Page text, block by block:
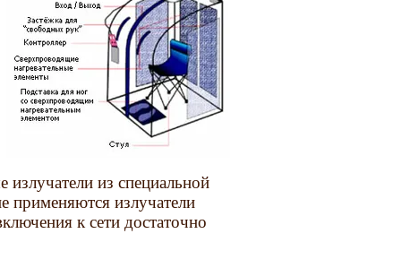
из специальной
применяются излучатели
к сети достаточно